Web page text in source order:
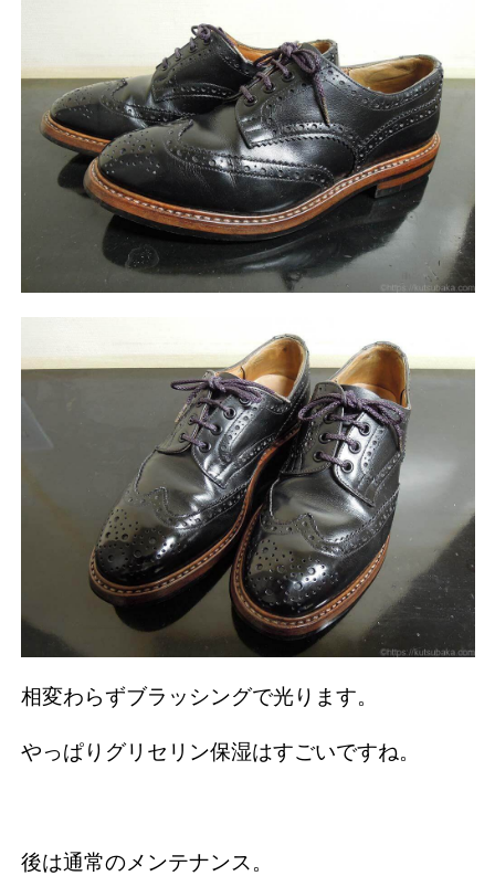
相変わらずブラッシングで光ります。
やっぱりグリセリン保湿はすごいですね。
後は通常のメンテナンス。